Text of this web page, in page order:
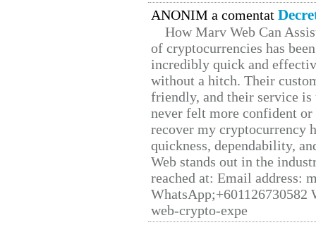
ANONIM a comentat
How Marv Web Can
of cryptocurrencies has
incredibly quick and
without a hitch. Their
friendly, and their service
never felt more confident
recover my cryptocurrency
quickness, dependability,
Web stands out in the
reached at: Email address:
web-crypto-expe